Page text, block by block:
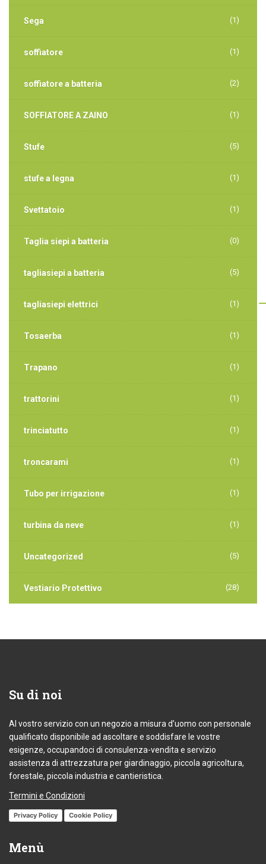
Sega (1)
soffiatore (1)
soffiatore a batteria (2)
SOFFIATORE A ZAINO (1)
Stufe (5)
stufe a legna (1)
Svettatoio (1)
Taglia siepi a batteria (0)
tagliasiepi a batteria (5)
tagliasiepi elettrici (1)
Tosaerba (1)
Trapano (1)
trattorini (1)
trinciatutto (1)
troncarami (1)
Tubo per irrigazione (1)
turbina da neve (1)
Uncategorized (5)
Vestiario Protettivo (28)
Su di noi
Al vostro servizio con un negozio a misura d’uomo con personale
qualificato disponibile ad ascoltare e soddisfare le vostre
esigenze, occupandoci di consulenza-vendita e servizio
assistenza di attrezzatura per giardinaggio, piccola agricoltura,
forestale, piccola industria e cantieristica.
Termini e Condizioni
Privacy Policy Cookie Policy
Menù